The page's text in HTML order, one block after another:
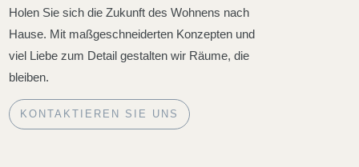
Holen Sie sich die Zukunft des Wohnens nach
Hause. Mit maßgeschneiderten Konzepten und
viel Liebe zum Detail gestalten wir Räume, die
bleiben.
KONTAKTIEREN SIE UNS